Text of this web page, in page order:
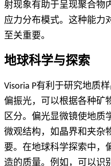
射现象有助于呈现聚合物
应力分布模式。这种能力
至关重要。
地球科学与探索
Visoria P有利于研究地质
偏振光，可以根据各种矿
区分。偏光显微镜使地质
微观结构，如晶界和夹杂
要。在地球科学探索中，
造的质量。例如，可以识